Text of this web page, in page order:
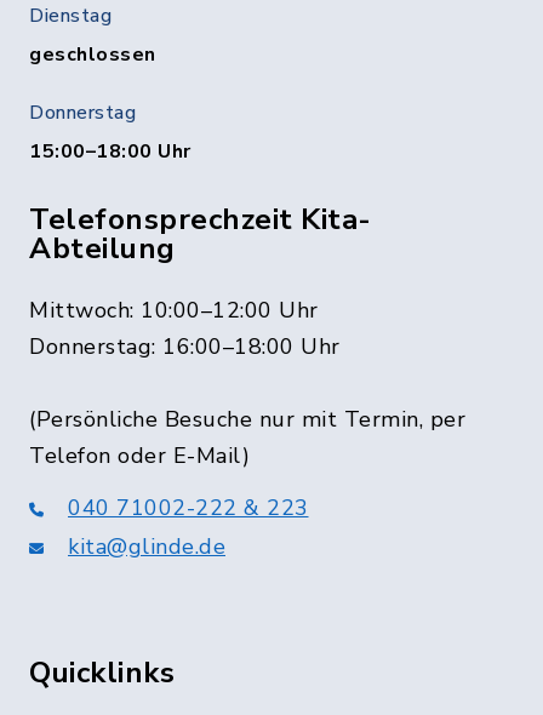
Dienstag
geschlossen
Donnerstag
15:00–18:00 Uhr
Telefonsprechzeit Kita-
Abteilung
Mittwoch: 10:00–12:00 Uhr
Donnerstag: 16:00–18:00 Uhr
(Persönliche Besuche nur mit Termin, per
Telefon oder E-Mail)
040 71002-222 & 223
kita@glinde.de
Quicklinks